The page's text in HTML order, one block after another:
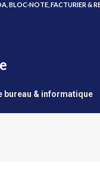
BLOC-NOTE, FACTURIER &
bureau & informatique